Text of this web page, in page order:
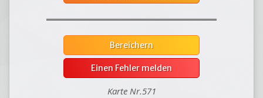
Bereichern
Einen Fehler melden
Karte Nr.571